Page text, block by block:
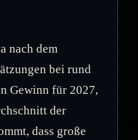
nach dem
bei rund
Gewinn für 2027,
der
dass große